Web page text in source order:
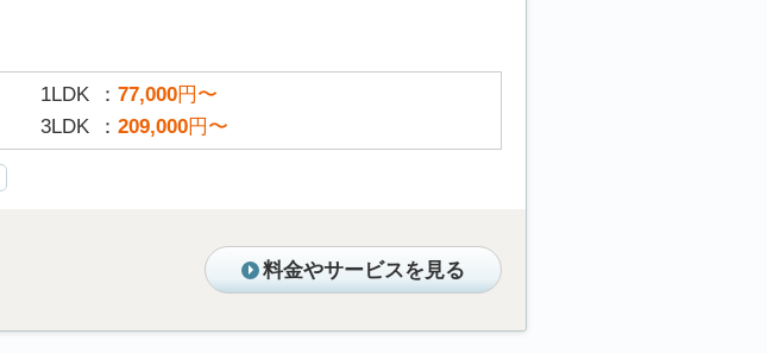
1LDK 77,000円〜
3LDK 209,000円〜
料金やサービスを見る